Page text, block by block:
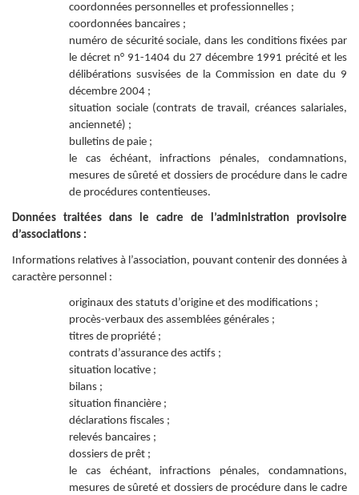
coordonnées personnelles et professionnelles ;
coordonnées bancaires ;
numéro de sécurité sociale, dans les conditions fixées par
le décret n° 91-1404 du 27 décembre 1991 précité et les
délibérations susvisées de la Commission en date du 9
décembre 2004 ;
situation sociale (contrats de travail, créances salariales,
ancienneté) ;
bulletins de paie ;
le cas échéant, infractions pénales, condamnations,
mesures de sûreté et dossiers de procédure dans le cadre
de procédures contentieuses.
Données traitées dans le cadre de l’administration provisoire
d’associations :
Informations relatives à l’association, pouvant contenir des données à
caractère personnel :
originaux des statuts d’origine et des modifications ;
procès-verbaux des assemblées générales ;
titres de propriété ;
contrats d’assurance des actifs ;
situation locative ;
bilans ;
situation financière ;
déclarations fiscales ;
relevés bancaires ;
dossiers de prêt ;
le cas échéant, infractions pénales, condamnations,
mesures de sûreté et dossiers de procédure dans le cadre